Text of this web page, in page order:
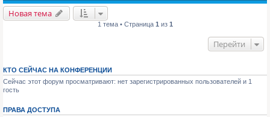
Новая тема
1 тема • Страница 1 из 1
Перейти
КТО СЕЙЧАС НА КОНФЕРЕНЦИИ
Сейчас этот форум просматривают: нет зарегистрированных пользователей и 1
гость
ПРАВА ДОСТУПА